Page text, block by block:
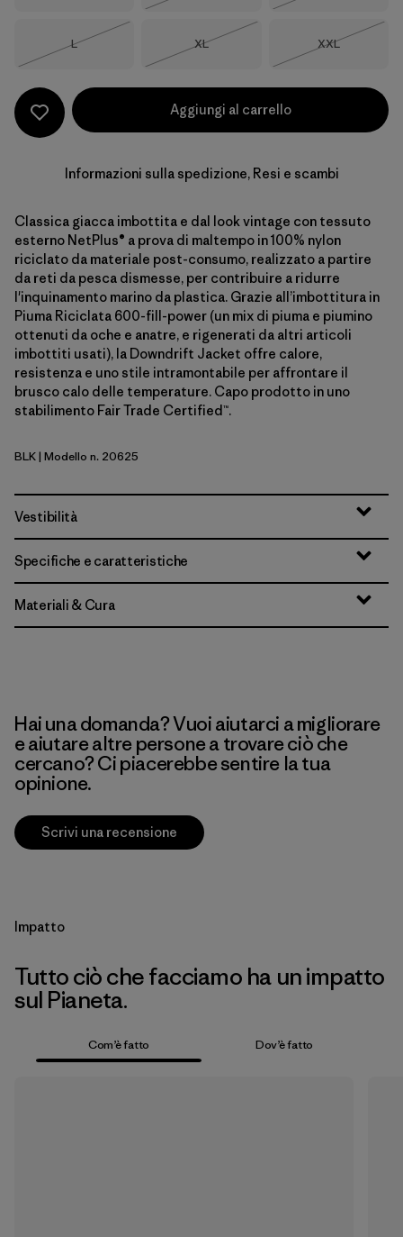
Taglia
L
Taglia
XL
Taglia
XXL
Aggiungi al carrello
Informazioni sulla spedizione, Resi e scambi
Classica giacca imbottita e dal look vintage con tessuto
esterno NetPlus® a prova di maltempo in 100% nylon
riciclato da materiale post-consumo, realizzato a partire
da reti da pesca dismesse, per contribuire a ridurre
l'inquinamento marino da plastica. Grazie all’imbottitura in
Piuma Riciclata 600-fill-power (un mix di piuma e piumino
ottenuti da oche e anatre, e rigenerati da altri articoli
imbottiti usati), la Downdrift Jacket offre calore,
resistenza e uno stile intramontabile per affrontare il
brusco calo delle temperature. Capo prodotto in uno
stabilimento Fair Trade Certified™.
Black
BLK| Modello n. 20625
Vestibilità
Specifiche e caratteristiche
Materiali & Cura
Hai una domanda? Vuoi aiutarci a migliorare
e aiutare altre persone a trovare ciò che
cercano? Ci piacerebbe sentire la tua
opinione.
Scrivi una recensione
Impatto
Tutto ciò che facciamo ha un impatto
sul Pianeta.
Com’è fatto Dov’è fatto